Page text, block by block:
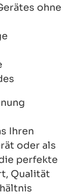
ohne
Ihren
oder als
perfekte
Qualität